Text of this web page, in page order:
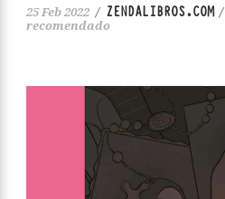
25 Feb 2022 / ZENDALIBROS.COM/
recomendado